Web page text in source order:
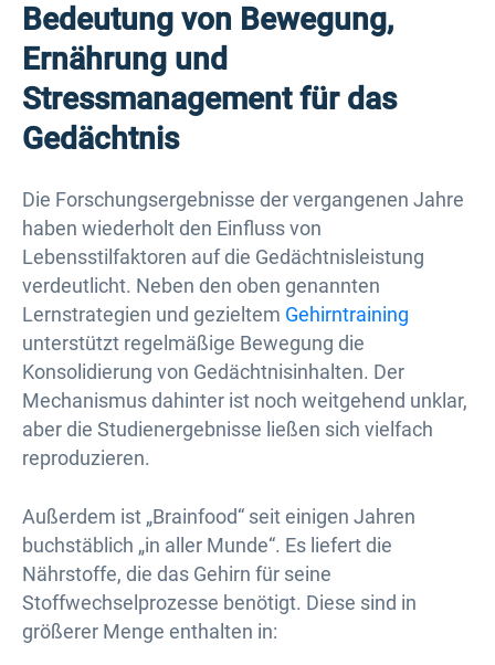
Bedeutung von Bewegung,
Ernährung und
Stressmanagement für das
Gedächtnis
Die Forschungsergebnisse der vergangenen Jahre
haben wiederholt den Einfluss von
Lebensstilfaktoren auf die Gedächtnisleistung
verdeutlicht. Neben den oben genannten
Lernstrategien und gezieltem Gehirntraining
unterstützt regelmäßige Bewegung die
Konsolidierung von Gedächtnisinhalten. Der
Mechanismus dahinter ist noch weitgehend unklar,
aber die Studienergebnisse ließen sich vielfach
reproduzieren.
Außerdem ist „Brainfood“ seit einigen Jahren
buchstäblich „in aller Munde“. Es liefert die
Nährstoffe, die das Gehirn für seine
Stoffwechselprozesse benötigt. Diese sind in
größerer Menge enthalten in: